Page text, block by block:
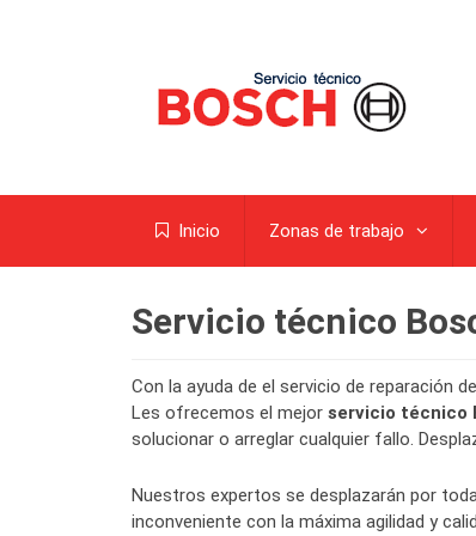
Inicio Zonas de trabajo
Servicio técnico
Con la ayuda de el servicio de reparación
Les ofrecemos el mejor servicio técnico
solucionar o arreglar cualquier fallo.
Nuestros expertos se desplazarán por
inconveniente con la máxima agilidad y